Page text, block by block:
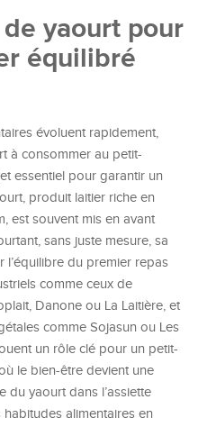
yaourt pour
équilibré
évoluent rapidement,
à consommer au petit-
essentiel pour garantir un
produit laitier riche en
est souvent mis en avant
sans juste mesure, sa
du premier repas
comme ceux de
Danone ou La Laitière, et
comme Sojasun ou Les
un rôle clé pour un petit-
le bien-être devient une
du yaourt dans l’assiette
alimentaires en